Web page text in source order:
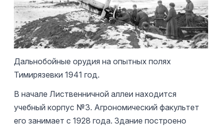
Дальнобойные орудия на опытных полях
Тимирязевки 1941 год.
В начале Лиственничной аллеи находится
учебный корпус №3. Агрономический факультет
его занимает с 1928 года. Здание построено